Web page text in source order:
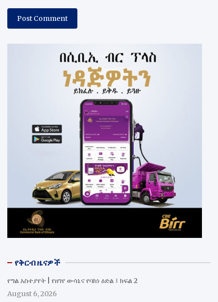
የቅርብ ዜናዎች
የግል አስተያየት | የዘገየ ውሳኔና የባከነ ዕድል ፤ ክፍል 2
August 6, 2026